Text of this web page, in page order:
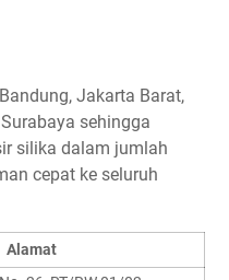
Jakarta Barat,
sehingga
silika dalam jumlah
cepat ke seluruh
Alamat